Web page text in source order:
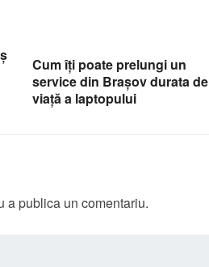
Cum îți poate prelungi un
service din Brașov durata de
viață a laptopului
a publica un comentariu.